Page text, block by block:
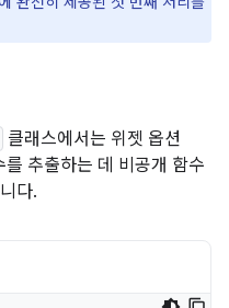
클래스에서는 위젯 옵션
추출하는 데 비공개 함수
다.